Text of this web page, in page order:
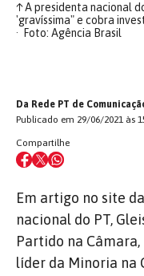
↑A presidenta nacional
'gravíssima" e cobra
Foto: Agência Brasil
Da Rede PT de
Publicado em 29/06/2021 às
Compartilhe
Em artigo no site
nacional do PT,
Partido na Câmara,
líder da Minoria na